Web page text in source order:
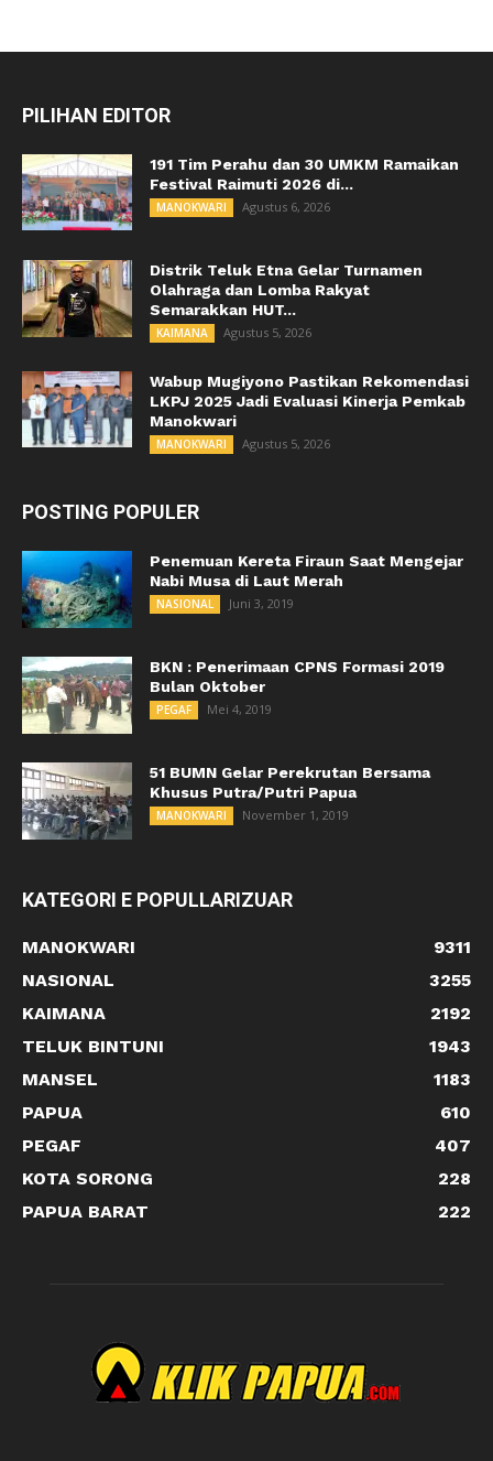
PILIHAN EDITOR
191 Tim Perahu dan 30 UMKM Ramaikan
Festival Raimuti 2026 di...
MANOKWARI Agustus 6, 2026
Distrik Teluk Etna Gelar Turnamen
Olahraga dan Lomba Rakyat
Semarakkan HUT...
KAIMANA Agustus 5, 2026
Wabup Mugiyono Pastikan Rekomendasi
LKPJ 2025 Jadi Evaluasi Kinerja Pemkab
Manokwari
MANOKWARI Agustus 5, 2026
POSTING POPULER
Penemuan Kereta Firaun Saat Mengejar
Nabi Musa di Laut Merah
NASIONAL Juni 3, 2019
BKN : Penerimaan CPNS Formasi 2019
Bulan Oktober
PEGAF Mei 4, 2019
51 BUMN Gelar Perekrutan Bersama
Khusus Putra/Putri Papua
MANOKWARI November 1, 2019
KATEGORI E POPULLARIZUAR
MANOKWARI
9311
NASIONAL
3255
KAIMANA
2192
TELUK BINTUNI
1943
MANSEL
1183
PAPUA
610
PEGAF
407
KOTA SORONG
228
PAPUA BARAT
222